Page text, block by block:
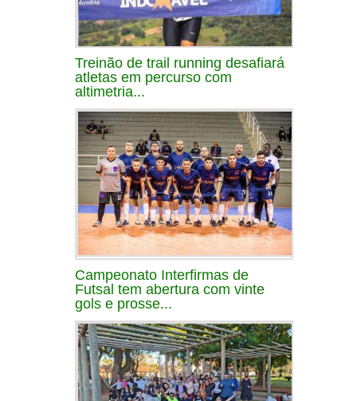
Treinão de trail running desafiará
atletas em percurso com
altimetria...
Campeonato Interfirmas de
Futsal tem abertura com vinte
gols e prosse...